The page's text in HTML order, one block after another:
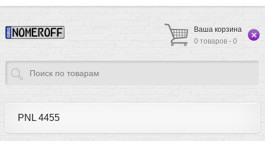
Ваша корзина
0 товаров - 0
PNL 4455